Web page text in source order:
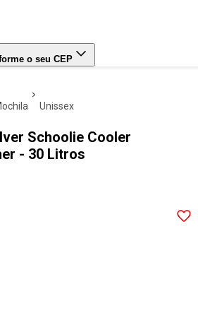
o seu CEP
mochila unissex
Schoolie Cooler
- 30 Litros